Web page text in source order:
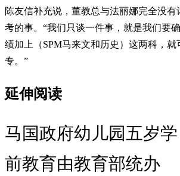
陈友信补充说，董教总与法丽娜完全没
考的事。“我们只谈一件事，就是我们要
绩加上（SPM马来文和历史）这两科，就
专。”
延伸阅读
马国政府幼儿园五岁学
前教育由教育部统办